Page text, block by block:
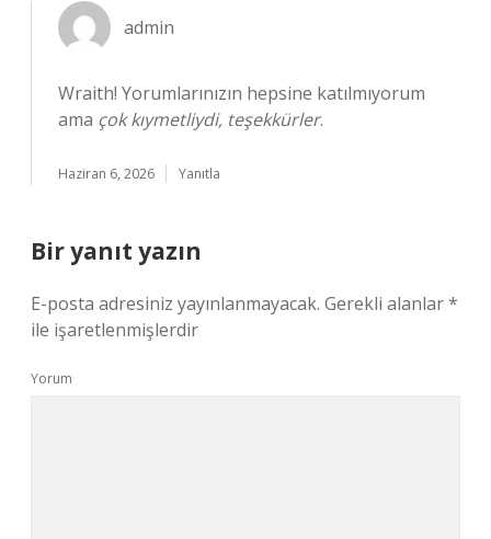
admin
Wraith! Yorumlarınızın hepsine katılmıyorum
ama çok kıymetliydi, teşekkürler.
Haziran 6, 2026 Yanıtla
Bir yanıt yazın
E-posta adresiniz yayınlanmayacak. Gerekli alanlar*
ile işaretlenmişlerdir
Yorum